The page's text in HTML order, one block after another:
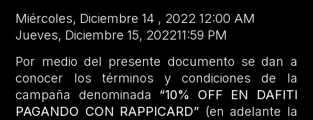
Miércoles, Diciembre 14 , 2022 12:00 AM
Jueves, Diciembre 15, 202211:59 PM
Por medio del presente documento se dan a
conocer los términos y condiciones de la
campaña denominada “10% OFF EN DAFITI
PAGANDO CON RAPPICARD” (en adelante la